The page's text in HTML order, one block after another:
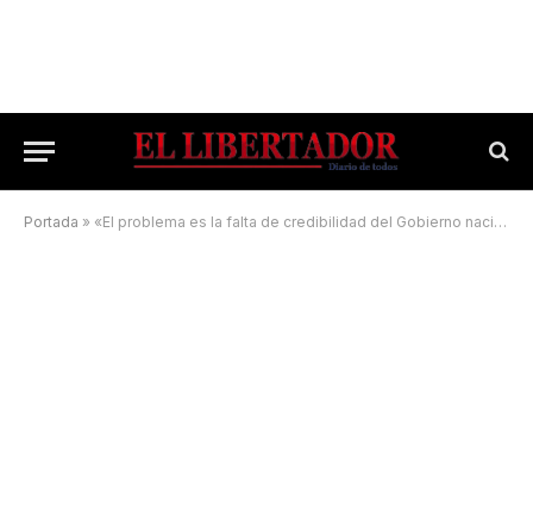
Portada » «El problema es la falta de credibilidad del Gobierno nacional»